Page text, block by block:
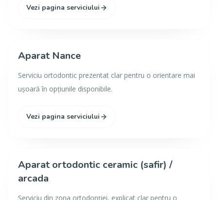
Vezi pagina serviciului
Aparat Nance
Serviciu ortodontic prezentat clar pentru o orientare mai
ușoară în opțiunile disponibile.
Vezi pagina serviciului
Aparat ortodontic ceramic (safir) /
arcada
Serviciu din zona ortodonției, explicat clar pentru o